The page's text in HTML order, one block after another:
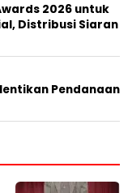
2026 untuk
Distribusi Siaran
Pendanaan